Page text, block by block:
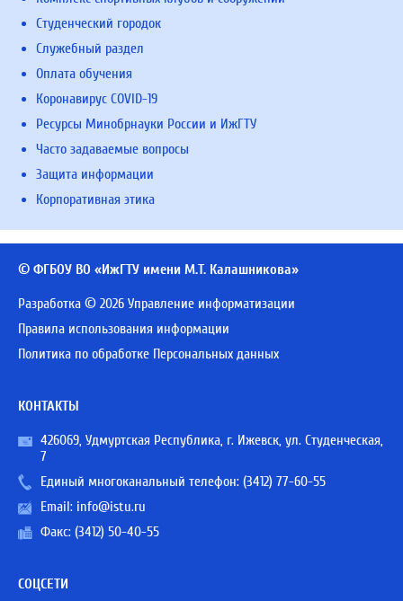
Студенческий городок
Служебный раздел
Оплата обучения
Коронавирус COVID-19
Ресурсы Минобрнауки России и ИжГТУ
Часто задаваемые вопросы
Защита информации
Корпоративная этика
© ФГБОУ ВО «ИжГТУ имени М.Т. Калашникова»
Разработка © 2026 Управление информатизации
Правила использования информации
Политика по обработке Персональных данных
КОНТАКТЫ
426069, Удмуртская Республика, г. Ижевск, ул. Студенческая,
7
Единый многоканальный телефон: (3412) 77-60-55
Email: info@istu.ru
Факс: (3412) 50-40-55
СОЦСЕТИ